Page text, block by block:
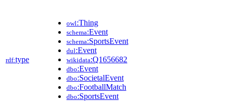
rdf:type
owl:Thing
schema:Event
schema:SportsEvent
dul:Event
wikidata:Q1656682
dbo:Event
dbo:SocietalEvent
dbo:FootballMatch
dbo:SportsEvent